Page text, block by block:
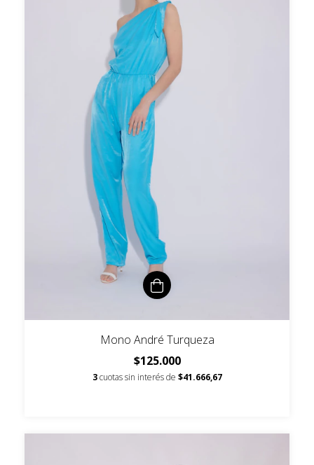
Mono André Turqueza
$125.000
3 cuotas sin interés de $41.666,67